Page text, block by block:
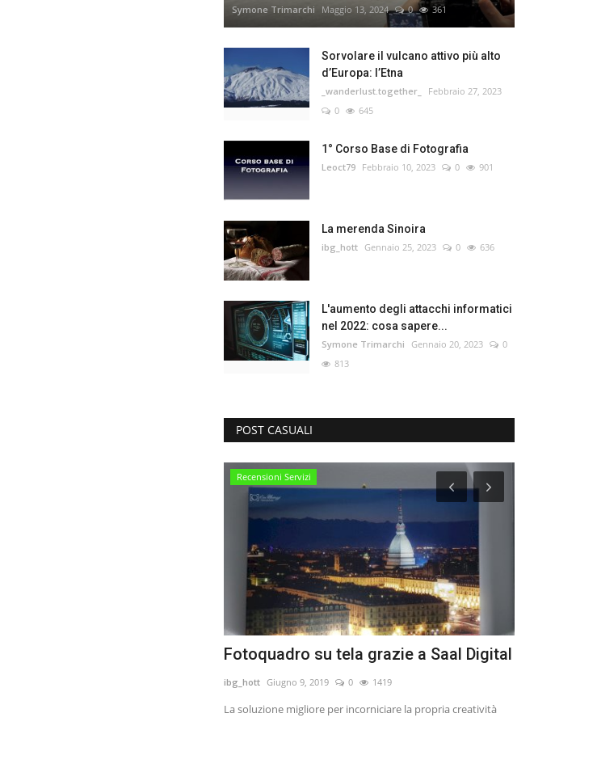
Symone Trimarchi Maggio 13, 2024 0 361
Sorvolare il vulcano attivo più alto
d’Europa: l’Etna
_wanderlust.together_
Febbraio 27, 2023
0
645
1° Corso Base di Fotografia
Leoct79 Febbraio 10, 2023 0 901
La merenda Sinoira
ibg_hott Gennaio 25, 2023 0 636
L'aumento degli attacchi informatici
nel 2022: cosa sapere...
Symone Trimarchi Gennaio 20, 2023
0
813
POST CASUALI
Recensioni Servizi
Fotoquadro su tela grazie a Saal Digital
ibg_hott Giugno 9, 2019 0 1419
La soluzione migliore per incorniciare la propria creatività